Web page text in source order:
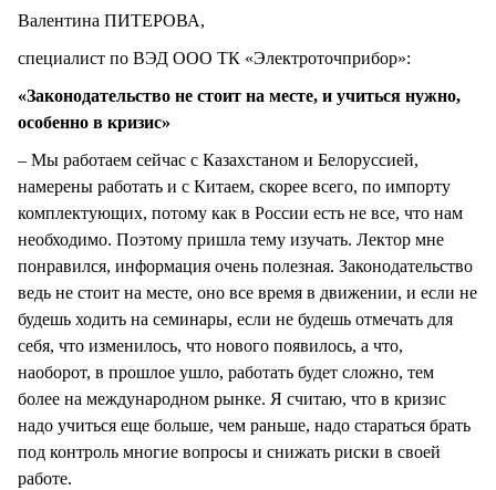
Валентина ПИТЕРОВА,
специалист по ВЭД ООО ТК «Электроточприбор»:
«Законодательство не стоит на месте, и учиться нужно,
особенно в кризис»
– Мы работаем сейчас с Казахстаном и Белоруссией,
намерены работать и с Китаем, скорее всего, по импорту
комплектующих, потому как в России есть не все, что нам
необходимо. Поэтому пришла тему изучать. Лектор мне
понравился, информация очень полезная. Законодательство
ведь не стоит на месте, оно все время в движении, и если не
будешь ходить на семинары, если не будешь отмечать для
себя, что изменилось, что нового появилось, а что,
наоборот, в прошлое ушло, работать будет сложно, тем
более на международном рынке. Я считаю, что в кризис
надо учиться еще больше, чем раньше, надо стараться брать
под контроль многие вопросы и снижать риски в своей
работе.